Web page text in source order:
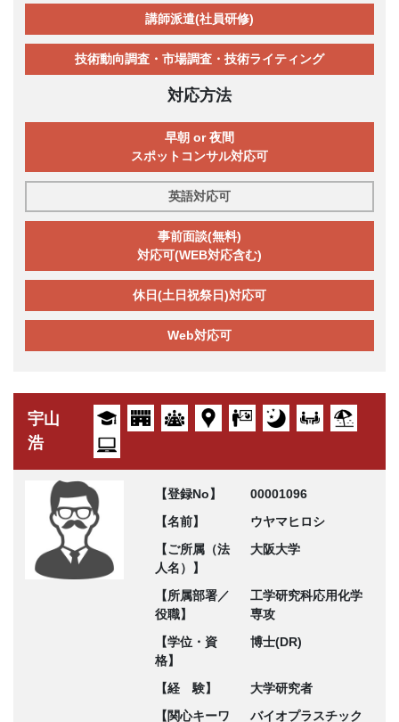
講師派遣(社員研修)
技術動向調査・市場調査・技術ライティング
対応方法
早朝 or 夜間
スポットコンサル対応可
英語対応可
事前面談(無料)
対応可(WEB対応含む)
休日(土日祝祭日)対応可
Web対応可
宇山
浩
【登録No】
00001096
【名前】
ウヤマヒロシ
【ご所属（法
人名）】
大阪大学
【所属部署／
役職】
工学研究科応用化学
専攻
【学位・資
格】
博士(DR)
【経 験】
大学研究者
【関心キーワ
バイオプラスチック